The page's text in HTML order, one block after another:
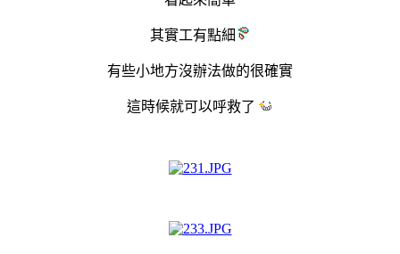
其實工有點細
有些小地方沒辦法做的很確實
這時候就可以呼救了